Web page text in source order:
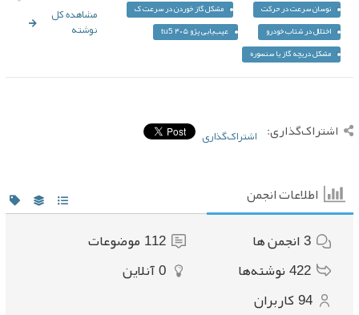
نوسان سرعت در حرکت
مشکل گاز خوردن در سرعت ک
اختلال در شتاب خودرو
عیب‌یابی پژو ۴۰۵ tu5
مشکل دریچه گاز یا سنسوره
مشاهده کل
نوشته
اشتراک‌گذاری: اشتراک‌گذاری
اطلاعات انجمن
3 انجمن ها 112موضوعات
422نوشته‌ها 0 آنلاین
94 کاربران